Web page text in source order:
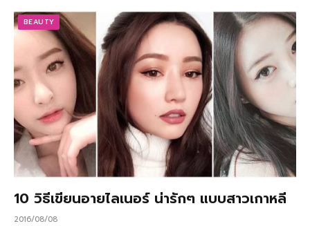
BEAUTY
10 วิธีเขียนอายไลเนอร์ น่ารักๆ แบบสาวเกาหลี
2016/08/08